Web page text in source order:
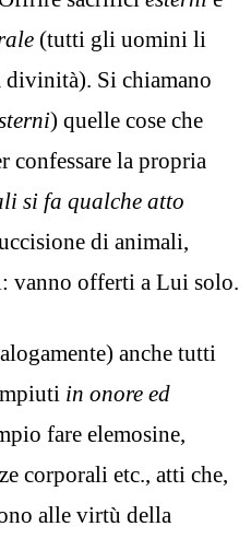
(tutti gli uomini li
divinità). Si chiamano
) quelle cose che
confessare la propria
si fa qualche atto
di animali,
vanno offerti a Lui solo.
anche tutti
in onore ed
fare elemosine,
corporali etc., atti che,
alle virtù della